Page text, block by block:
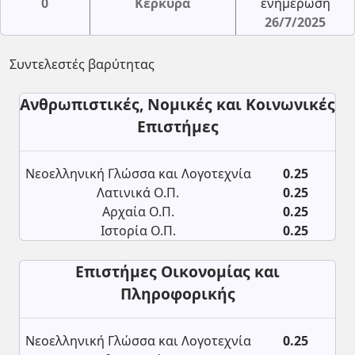
26/7/2025
Συντελεστές βαρύτητας
Ανθρωπιστικές, Νομικές και Κοινωνικές
Επιστήμες
Νεοελληνική Γλώσσα και Λογοτεχνία
0.25
Λατινικά Ο.Π.
0.25
Αρχαία Ο.Π.
0.25
Ιστορία Ο.Π.
0.25
Επιστήμες Οικονομίας και
Πληροφορικής
Νεοελληνική Γλώσσα και Λογοτεχνία
0.25